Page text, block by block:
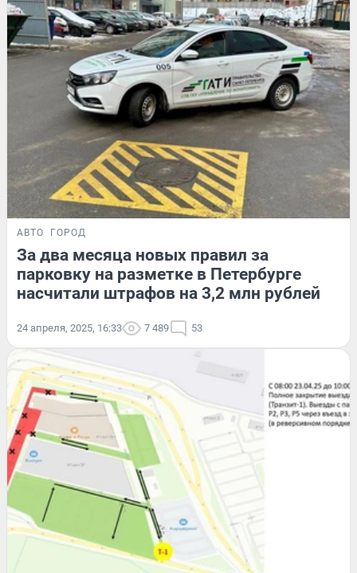
АВТО ГОРОД
За два месяца новых правил за
парковку на разметке в Петербурге
насчитали штрафов на 3,2 млн рублей
24 апреля, 2025, 16:33 7 489 53